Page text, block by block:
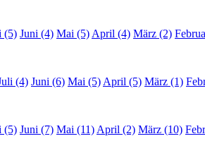
(5) Juni (4) Mai (5)April (4) März (2)
(4) Juni (6) Mai (5)April (5) März (1)
(5) Juni (7) Mai (11)April (2) März (10)